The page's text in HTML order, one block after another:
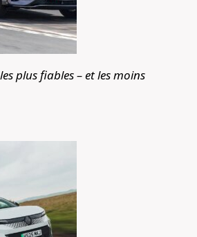
plus fiables – et les moins